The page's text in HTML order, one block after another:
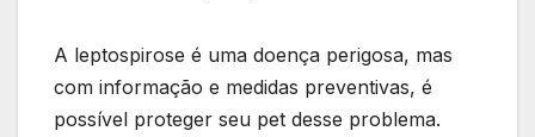
A leptospirose é uma doença perigosa, mas
com informação e medidas preventivas, é
possível proteger seu pet desse problema.